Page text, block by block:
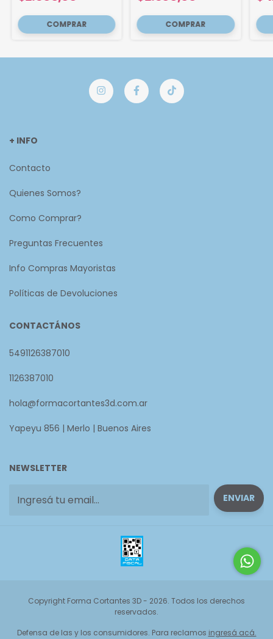
+ INFO
Contacto
Quienes Somos?
Como Comprar?
Preguntas Frecuentes
Info Compras Mayoristas
Políticas de Devoluciones
CONTACTÁNOS
5491126387010
1126387010
hola@formacortantes3d.com.ar
Yapeyu 856 | Merlo | Buenos Aires
NEWSLETTER
Copyright Forma Cortantes 3D - 2026. Todos los derechos
reservados.
Defensa de las y los consumidores. Para reclamos ingresá acá.